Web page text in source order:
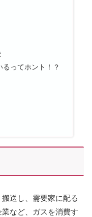
るってホント！？
送し、需要家に配る
など、ガスを消費す